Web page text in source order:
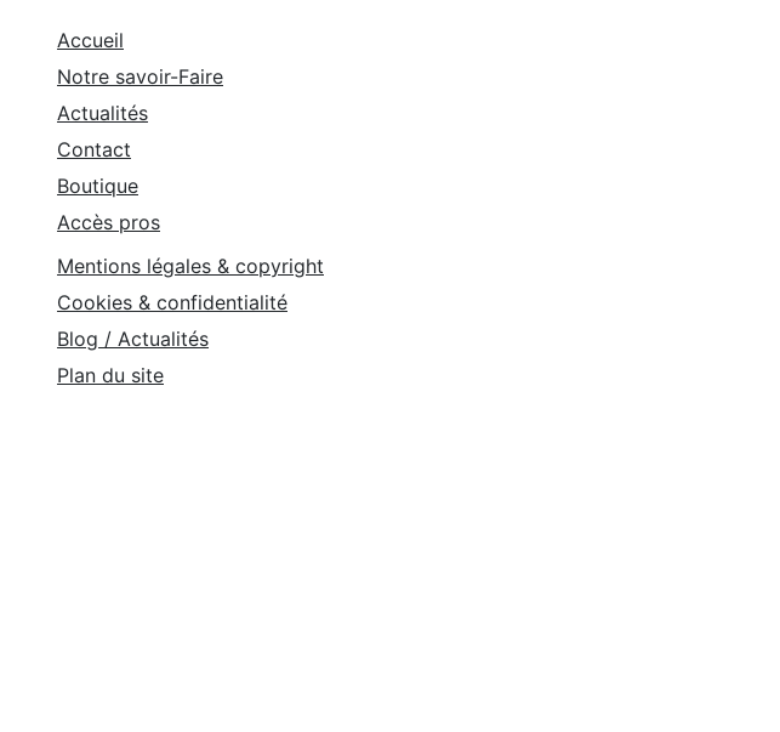
Accueil
Notre savoir-Faire
Actualités
Contact
Boutique
Accès pros
Mentions légales & copyright
Cookies & confidentialité
Blog / Actualités
Plan du site